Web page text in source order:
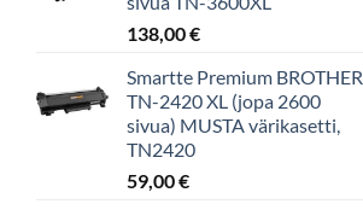
138,00€
Smartte Premium BROTHER
TN-2420 XL (jopa 2600
sivua) MUSTA värikasetti,
TN2420
59,00€